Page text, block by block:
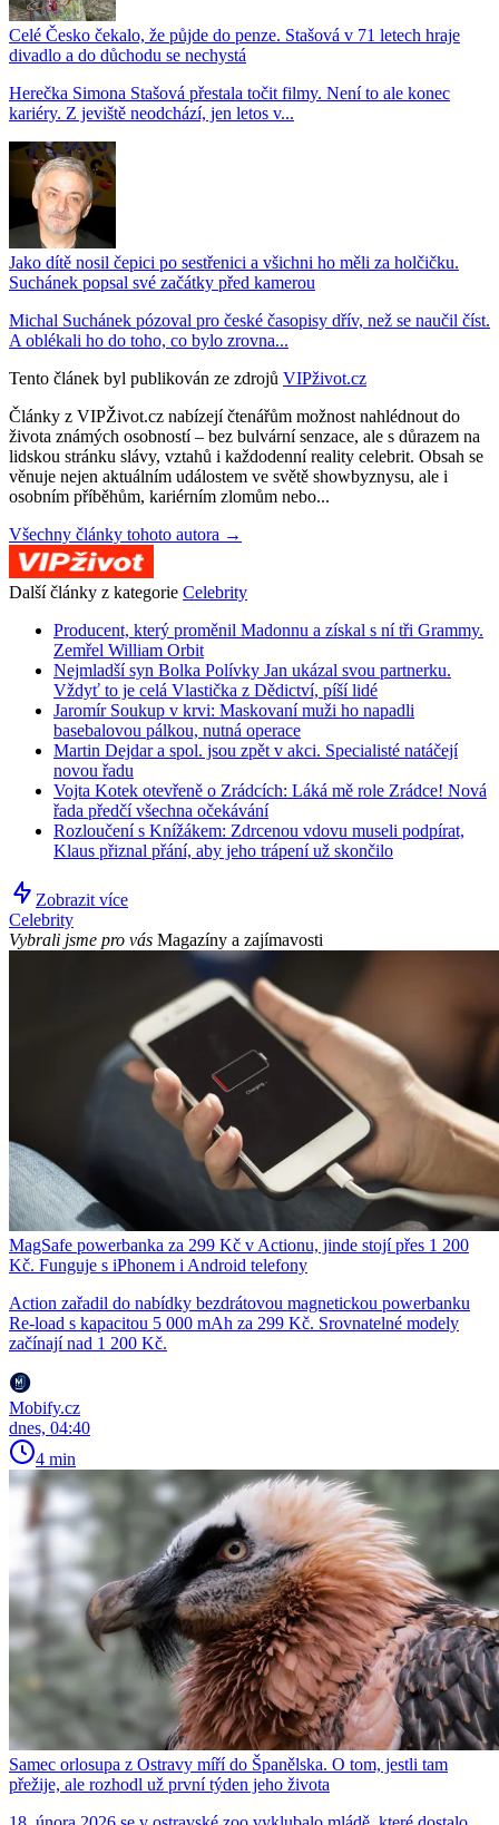
Celé Česko čekalo, že půjde do penze. Stašová v 71 letech hraje
divadlo a do důchodu se nechystá
Herečka Simona Stašová přestala točit filmy. Není to ale konec
kariéry. Z jeviště neodchází, jen letos v...
Jako dítě nosil čepici po sestřenici a všichni ho měli za holčičku.
Suchánek popsal své začátky před kamerou
Michal Suchánek pózoval pro české časopisy dřív, než se naučil číst.
A oblékali ho do toho, co bylo zrovna...
Tento článek byl publikován ze zdrojů VIPživot.cz
Články z VIPŽivot.cz nabízejí čtenářům možnost nahlédnout do
života známých osobností – bez bulvární senzace, ale s důrazem na
lidskou stránku slávy, vztahů i každodenní reality celebrit. Obsah se
věnuje nejen aktuálním událostem ve světě showbyznysu, ale i
osobním příběhům, kariérním zlomům nebo...
Všechny články tohoto autora →
Další články z kategorie Celebrity
Producent, který proměnil Madonnu a získal s ní tři Grammy.
Zemřel William Orbit
Nejmladší syn Bolka Polívky Jan ukázal svou partnerku.
Vždyť to je celá Vlastička z Dědictví, píší lidé
Jaromír Soukup v krvi: Maskovaní muži ho napadli
basebalovou pálkou, nutná operace
Martin Dejdar a spol. jsou zpět v akci. Specialisté natáčejí
novou řadu
Vojta Kotek otevřeně o Zrádcích: Láká mě role Zrádce! Nová
řada předčí všechna očekávání
Rozloučení s Knížákem: Zdrcenou vdovu museli podpírat,
Klaus přiznal přání, aby jeho trápení už skončilo
Zobrazit více
Celebrity
Vybrali jsme pro vás Magazíny a zajímavosti
MagSafe powerbanka za 299 Kč v Actionu, jinde stojí přes 1 200
Kč. Funguje s iPhonem i Android telefony
Action zařadil do nabídky bezdrátovou magnetickou powerbanku
Re-load s kapacitou 5 000 mAh za 299 Kč. Srovnatelné modely
začínají nad 1 200 Kč.
Mobify.cz
dnes, 04:40
4 min
Samec orlosupa z Ostravy míří do Španělska. O tom, jestli tam
přežije, ale rozhodl už první týden jeho života